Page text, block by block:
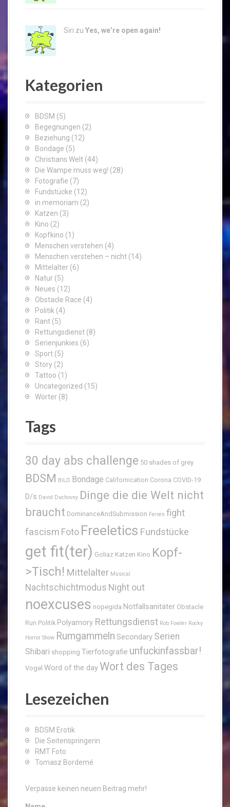
Siri zu Yes, we’re open again!
Kategorien
BDSM (5)
Begegnungen (2)
Beziehung (12)
Bondage (5)
Christians Welt (44)
Die Wampe muss weg! (28)
Fotografie (7)
Fundstücke (12)
in memoriam (2)
Katzen (3)
Kino (2)
Kopfkino (1)
Menschen verstehen (4)
Menschen verstehen – nicht (14)
Mittelalter (6)
Natur (5)
Neues (12)
Obstacle Race (4)
Politik (4)
Rant (5)
Rettungsdienst (8)
Serienjunkies (6)
Sport (5)
Story (2)
Tattoo (1)
Uncategorized (15)
Wörter (8)
Tags
30 day abs challenge 50 shades of grey
BDSM BILD Bondage Californication Corona COVID-19
D/s David Duchovny Dinge die die Welt nicht
braucht DominanceAndSubmission Ferien fight
fascism Foto Freeletics Fundstücke
get fit(ter) Goliaz Katzen Kino Kopf-
>Tisch! Mittelalter Musical
Nachtschichtmodus Night out
noexcuses nopegida Notfallsanitäter Obstacle
Run Politik Polyamory Rettungsdienst Rob Fowler Rocky
Horror Show Rumgammeln Secondary Serien
Shibari shopping Tierfotografie unfuckinfassbar!
Vogel Word of the day Wort des Tages
Lesezeichen
BDSM Erotik
Die Seitenspringerin
RMT Foto
Tomasz Bordemé
Verpasse keinen neuen Beitrag mehr!